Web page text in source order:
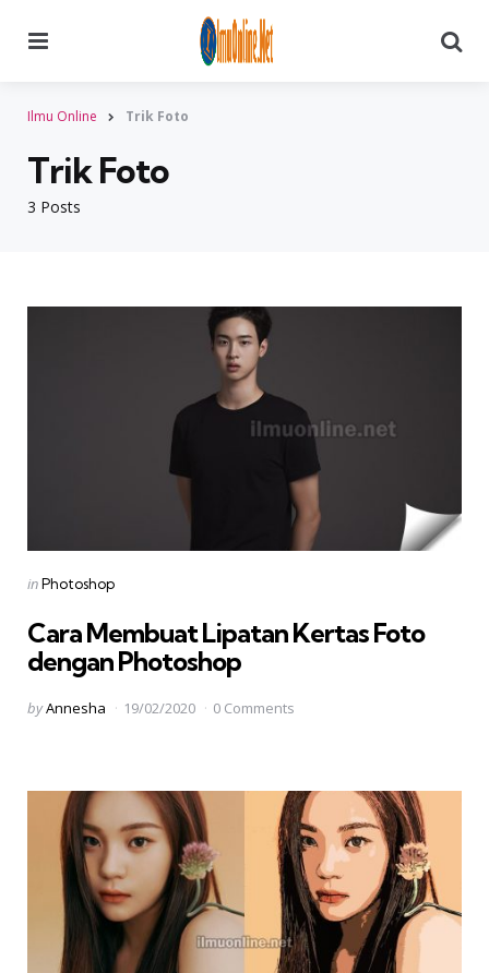
Ilmu Online Trik Foto
3 Posts
Trik Foto
Categories
Posted
inPhotoshop
Cara Membuat Lipatan Kertas Foto
dengan Photoshop
Posted
byAnnesha 19/02/2020 0 Comments